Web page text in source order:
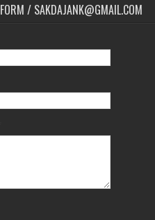
/ SAKDAJANK@GMAIL.COM